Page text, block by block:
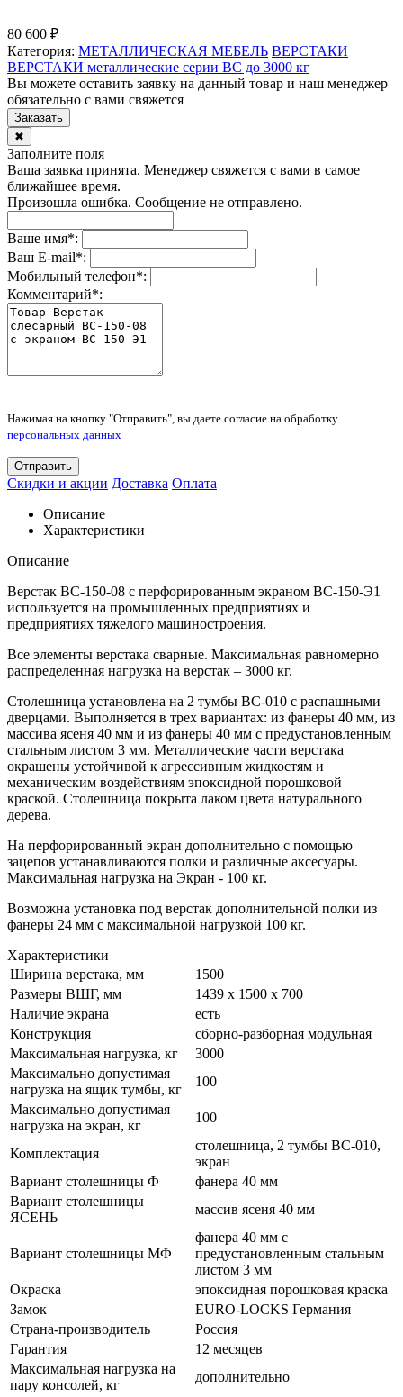
80 600 ₽
Категория: МЕТАЛЛИЧЕСКАЯ МЕБЕЛЬ ВЕРСТАКИ
ВЕРСТАКИ металлические серии ВС до 3000 кг
Вы можете оставить заявку на данный товар и наш менеджер
обязательно с вами свяжется
Заказать
✖
Заполните поля
Ваша заявка принята. Менеджер свяжется с вами в самое
ближайшее время.
Произошла ошибка. Сообщение не отправлено.
Ваше имя*:
Ваш E-mail*:
Мобильный телефон*:
Комментарий*:
Нажимая на кнопку "Отправить", вы даете согласие на обработку
персональных данных
Отправить
Скидки и акции Доставка Оплата
Описание
Характеристики
Описание
Верстак ВС-150-08 с перфорированным экраном ВС-150-Э1
используется на промышленных предприятиях и
предприятиях тяжелого машиностроения.
Все элементы верстака сварные. Максимальная равномерно
распределенная нагрузка на верстак – 3000 кг.
Столешница установлена на 2 тумбы ВС-010 с распашными
дверцами. Выполняется в трех вариантах: из фанеры 40 мм, из
массива ясеня 40 мм и из фанеры 40 мм с предустановленным
стальным листом 3 мм. Металлические части верстака
окрашены устойчивой к агрессивным жидкостям и
механическим воздействиям эпоксидной порошковой
краской. Столешница покрыта лаком цвета натурального
дерева.
На перфорированный экран дополнительно с помощью
зацепов устанавливаются полки и различные аксесуары.
Максимальная нагрузка на Экран - 100 кг.
Возможна установка под верстак дополнительной полки из
фанеры 24 мм с максимальной нагрузкой 100 кг.
Характеристики
Ширина верстака, мм
1500
Размеры ВШГ, мм
1439 х 1500 х 700
Наличие экрана
есть
Конструкция
сборно-разборная модульная
Максимальная нагрузка, кг
3000
Максимально допустимая
нагрузка на ящик тумбы, кг
100
Максимально допустимая
нагрузка на экран, кг
100
Комплектация
столешница, 2 тумбы ВС-010,
экран
Вариант столешницы Ф
фанера 40 мм
Вариант столешницы
ЯСЕНЬ
массив ясеня 40 мм
Вариант столешницы МФ
фанера 40 мм с
предустановленным стальным
листом 3 мм
Окраска
эпоксидная порошковая краска
Замок
EURO-LOCKS Германия
Страна-производитель
Россия
Гарантия
12 месяцев
Максимальная нагрузка на
пару консолей, кг
дополнительно